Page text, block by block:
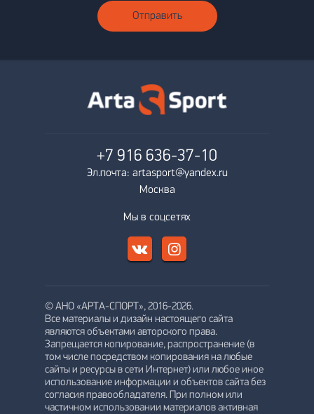
Отправить
+7 916 636-37-10
Эл.почта: artasport@yandex.ru
Москва
Мы в соцсетях
© АНО «АРТА-СПОРТ», 2016-2026.
Все материалы и дизайн настоящего сайта
являются объектами авторского права.
Запрещается копирование, распространение (в
том числе посредством копирования на любые
сайты и ресурсы в сети Интернет) или любое иное
использование информации и объектов сайта без
согласия правообладателя. При полном или
частичном использовании материалов активная